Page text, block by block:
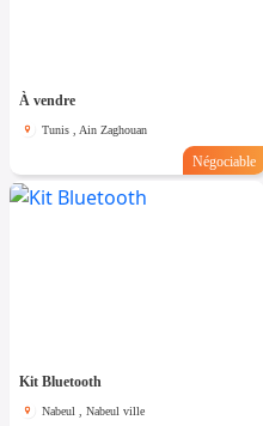
À vendre
Tunis , Ain Zaghouan
Négociable
Kit Bluetooth
Nabeul , Nabeul ville